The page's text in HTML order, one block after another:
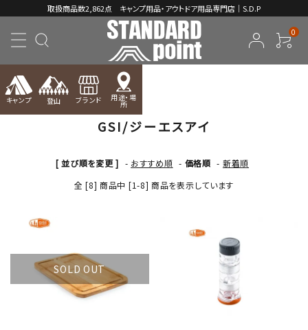
取扱商品数2,862点 キャンプ用品・アウトドア用品専門店｜S.D.P
0
キャンプ 登山 ブランド 用途・場
所
person
INFORMATION
TOP GSI/ジーエスアイ
GSI/ジーエスアイ
[ 並び順を変更 ] - おすすめ順 - 価格順 - 新着順
全 [8] 商品中 [1-8] 商品を表示しています
SOLD OUT